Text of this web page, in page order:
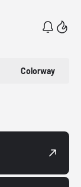
Colorway